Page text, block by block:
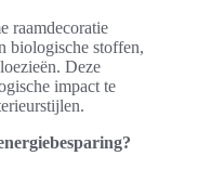
raamdecoratie
biologische stoffen,
Deze
impact te